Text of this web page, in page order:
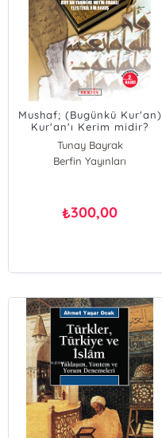
Mushaf; (Bugünkü Kur'an)
Kur'an'ı Kerim midir?
Tunay Bayrak
Berfin Yayınları
₺300,00